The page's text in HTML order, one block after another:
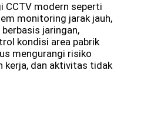
CCTV modern seperti
monitoring jarak jauh,
jaringan,
kondisi area pabrik
mengurangi risiko
kerja, dan aktivitas tidak